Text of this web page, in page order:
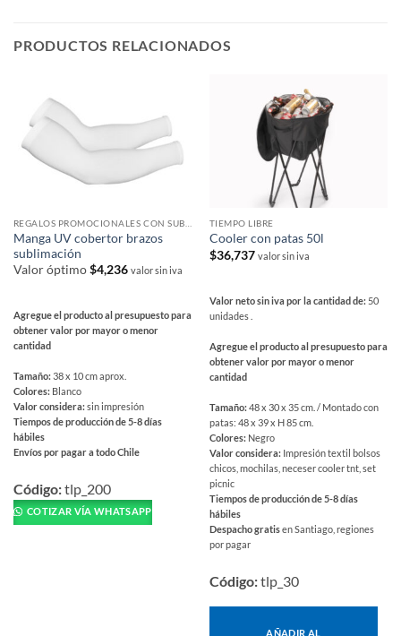
se
página
se
PRODUCTOS RELACIONADOS
Manga UV cobertor brazos
sublimación
Valor óptimo$4,236 valor sin iva
Agregue el producto al presupuesto para
obtener valor por mayor o menor
cantidad
Tamaño:38 x 10 cm aprox.
Colores: Blanco
Valor considera:sin impresión
Tiempos de producción de 5-8 días
hábiles
Envíos por pagar a todo Chile
producto
tiene
múltiples
Código:tlp_200
COTIZAR VÍA WHATSAPP
TIEMPO LIBRE
Cooler con patas 50l
$36,737 valor sin iva
Valor neto sin iva por la cantidad de: 50
unidades .
Agregue el producto al presupuesto para
obtener valor por mayor o menor
cantidad
Tamaño:48 x 30 x 35 cm. / Montado con
patas: 48 x 39 x H 85 cm.
Colores: Negro
Valor considera: Impresión textil bolsos
chicos, mochilas, neceser cooler tnt, set
picnic
Tiempos de producción de 5-8 días
hábiles
Despacho gratisen Santiago, regiones
por pagar
Código:tlp_30
AÑADIR AL